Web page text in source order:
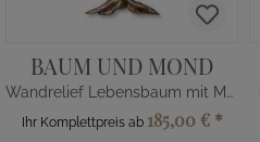
BAUM UND MOND
Wandrelief Lebensbaum mit Mond
Ihr Komplettpreis ab 185,00 € *